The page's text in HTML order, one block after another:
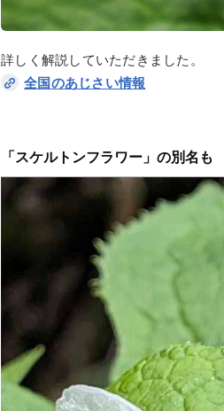
詳しく解説していただきました。
全国のあじさい情報
「スケルトンフラワー」の別名も